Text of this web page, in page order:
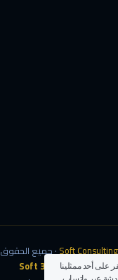
Soft· جميع
تصميم وتطوير: 360 Soft
على أحد ممثلينا